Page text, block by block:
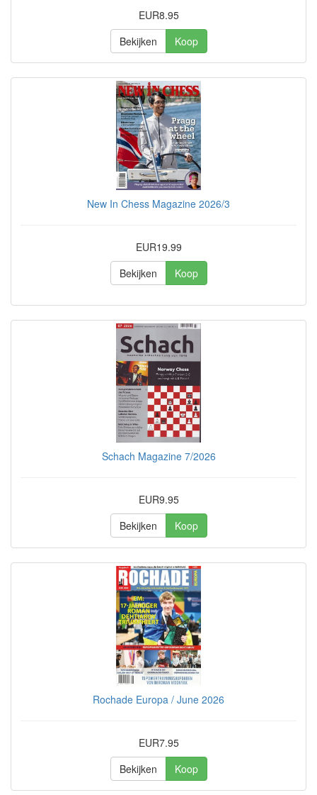
EUR8.95
Bekijken
Koop
New In Chess Magazine 2026/3
EUR19.99
Bekijken
Koop
Schach Magazine 7/2026
EUR9.95
Bekijken
Koop
Rochade Europa / June 2026
EUR7.95
Bekijken
Koop